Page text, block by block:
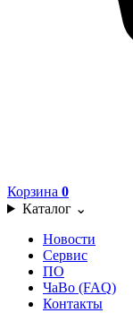
Корзина 0
Каталог ⌄
Новости
Сервис
ПО
ЧаВо (FAQ)
Контакты